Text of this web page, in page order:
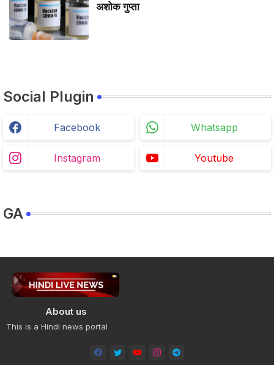
अशोक गुप्ता
Social Plugin
Facebook Whatsapp
Instagram Youtube
GA
About us
This is a Hindi news portal